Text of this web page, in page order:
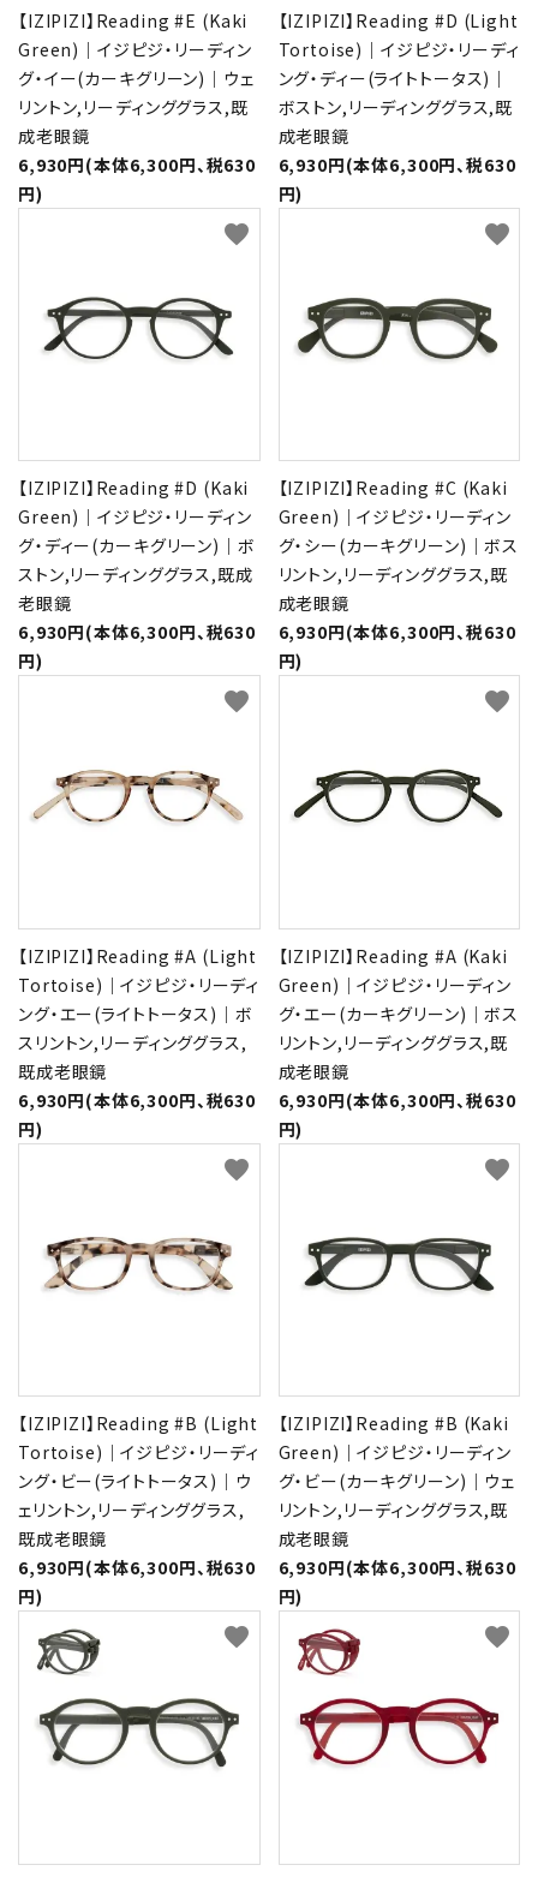
【IZIPIZI】Reading #E (Kaki
Green)｜イジピジ・リーディン
グ・イー(カーキグリーン)｜ウェ
リントン,リーディンググラス,既
成老眼鏡
6,930円(本体6,300円、税630
円)
【IZIPIZI】Reading #D (Light
Tortoise)｜イジピジ・リーディ
ング・ディー(ライトトータス)｜
ボストン,リーディンググラス,既
成老眼鏡
6,930円(本体6,300円、税630
円)
【IZIPIZI】Reading #D (Kaki
Green)｜イジピジ・リーディン
グ・ディー(カーキグリーン)｜ボ
ストン,リーディンググラス,既成
老眼鏡
6,930円(本体6,300円、税630
円)
favorite
【IZIPIZI】Reading #C (Kaki
Green)｜イジピジ・リーディン
グ・シー(カーキグリーン)｜ボス
リントン,リーディンググラス,既
成老眼鏡
6,930円(本体6,300円、税630
円)
favorite
【IZIPIZI】Reading #A (Light
Tortoise)｜イジピジ・リーディ
ング・エー(ライトトータス)｜ボ
スリントン,リーディンググラス,
既成老眼鏡
6,930円(本体6,300円、税630
円)
favorite
【IZIPIZI】Reading #A (Kaki
Green)｜イジピジ・リーディン
グ・エー(カーキグリーン)｜ボス
リントン,リーディンググラス,既
成老眼鏡
6,930円(本体6,300円、税630
円)
favorite
【IZIPIZI】Reading #B (Light
Tortoise)｜イジピジ・リーディ
ング・ビー(ライトトータス)｜ウ
ェリントン,リーディンググラス,
既成老眼鏡
6,930円(本体6,300円、税630
円)
favorite
【IZIPIZI】Reading #B (Kaki
Green)｜イジピジ・リーディン
グ・ビー(カーキグリーン)｜ウェ
リントン,リーディンググラス,既
成老眼鏡
6,930円(本体6,300円、税630
円)
favorite
favorite favorite